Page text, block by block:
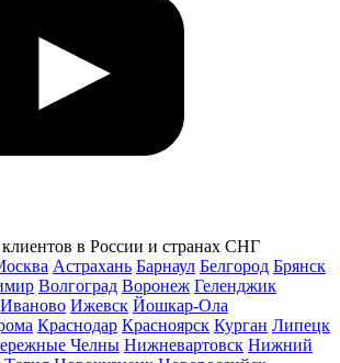
в России и странах СНГ
Астрахань Барнаул Белгород Брянск
Волгоград Воронеж Геленджик
Иваново Ижевск Йошкар-Ола
Краснодар Красноярск Курган Липецк
Челны Нижневартовск Нижний